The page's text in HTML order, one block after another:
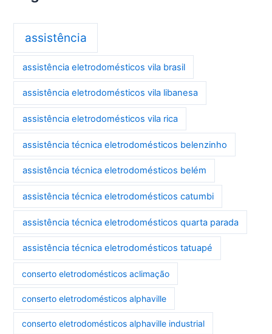
assistência
assistência eletrodomésticos vila brasil
assistência eletrodomésticos vila libanesa
assistência eletrodomésticos vila rica
assistência técnica eletrodomésticos belenzinho
assistência técnica eletrodomésticos belém
assistência técnica eletrodomésticos catumbi
assistência técnica eletrodomésticos quarta parada
assistência técnica eletrodomésticos tatuapé
conserto eletrodomésticos aclimação
conserto eletrodomésticos alphaville
conserto eletrodomésticos alphaville industrial